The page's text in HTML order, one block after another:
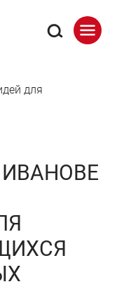
для